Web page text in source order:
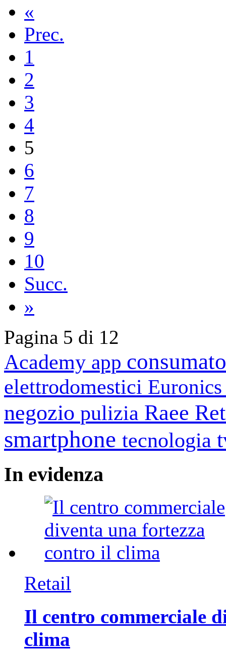
«
Prec.
1
2
3
4
5
6
7
8
9
10
Succ.
»
Pagina 5 di 12
Academy app
elettrodomestici
negozio pulizia Raee
smartphone tecnologia
In evidenza
Retail
Il centro commerciale
clima